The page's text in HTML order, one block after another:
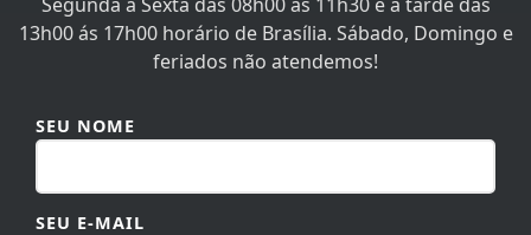
13h00 ás 17h00 horário de Brasília. Sábado, Domingo e
feriados não atendemos!
SEU NOME
SEU E-MAIL